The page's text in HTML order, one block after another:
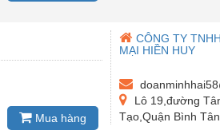
Mua hàng
CÔNG TY
MẠI HIỀN HUY
Lô 19,đường
Tạo,Quận Bình Tân